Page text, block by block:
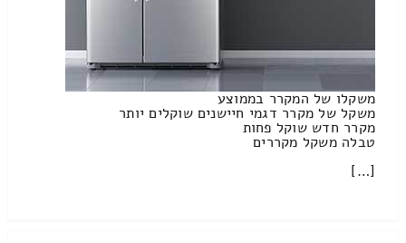
משקלו של המקרר בממוצע
משקל של מקרר דגמי חיישנים שוקלים יותר
מקרר חדש שוקל פחות
טבלה משקל מקררים
[…]